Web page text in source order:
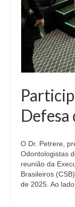
Defesa
O Dr. Petrere,
Odontologistas
reunião da
Brasileiros
de 2025. Ao